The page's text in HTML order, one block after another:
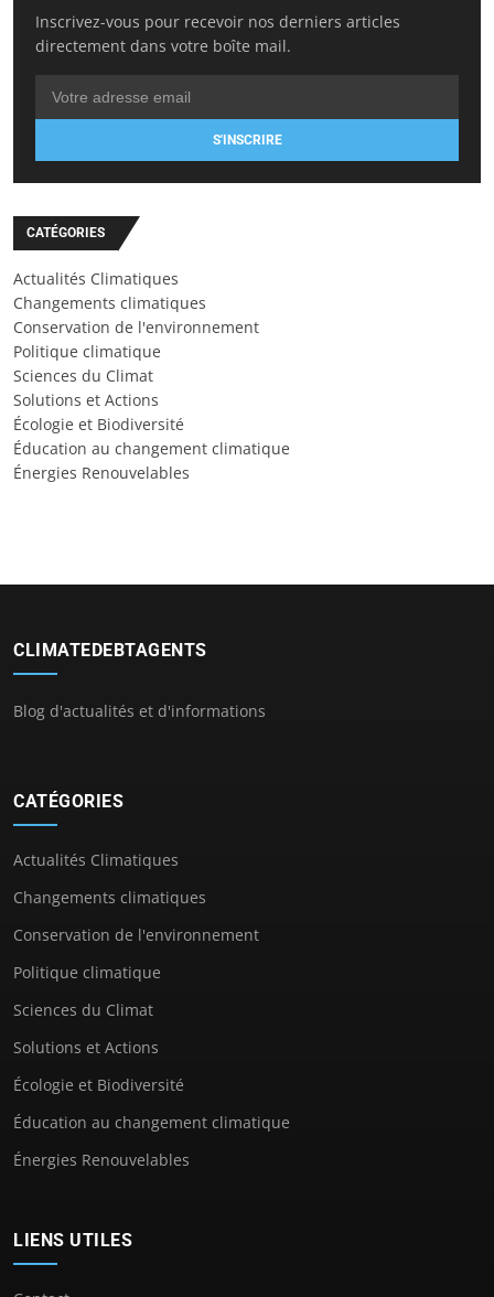
Inscrivez-vous pour recevoir nos derniers articles
directement dans votre boîte mail.
S'INSCRIRE
CATÉGORIES
Actualités Climatiques
Changements climatiques
Conservation de l'environnement
Politique climatique
Sciences du Climat
Solutions et Actions
Écologie et Biodiversité
Éducation au changement climatique
Énergies Renouvelables
CLIMATEDEBTAGENTS
Blog d'actualités et d'informations
CATÉGORIES
Actualités Climatiques
Changements climatiques
Conservation de l'environnement
Politique climatique
Sciences du Climat
Solutions et Actions
Écologie et Biodiversité
Éducation au changement climatique
Énergies Renouvelables
LIENS UTILES